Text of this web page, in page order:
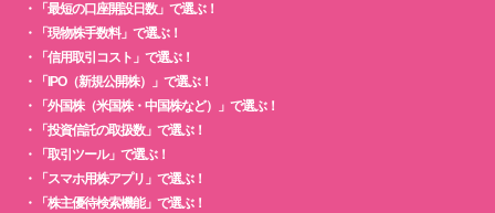
・
「最短の口座開設日数」で選ぶ！
・
「現物株手数料」で選ぶ！
・
「信用取引コスト」で選ぶ！
・
「IPO（新規公開株）」で選ぶ！
・
「外国株（米国株・中国株など）」で選ぶ！
・
「投資信託の取扱数」で選ぶ！
・
「取引ツール」で選ぶ！
・
「スマホ用株アプリ」で選ぶ！
・
「株主優待検索機能」で選ぶ！